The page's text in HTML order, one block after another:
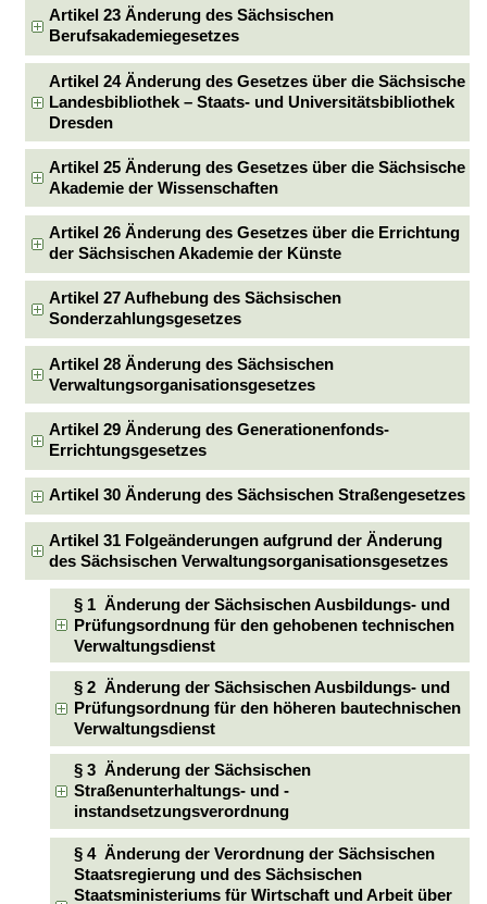
Artikel 23 Änderung des Sächsischen
Berufsakademiegesetzes
Artikel 24 Änderung des Gesetzes über die Sächsische
Landesbibliothek – Staats- und Universitätsbibliothek
Dresden
Artikel 25 Änderung des Gesetzes über die Sächsische
Akademie der Wissenschaften
Artikel 26 Änderung des Gesetzes über die Errichtung
der Sächsischen Akademie der Künste
Artikel 27 Aufhebung des Sächsischen
Sonderzahlungsgesetzes
Artikel 28 Änderung des Sächsischen
Verwaltungsorganisationsgesetzes
Artikel 29 Änderung des Generationenfonds-
Errichtungsgesetzes
Artikel 30 Änderung des Sächsischen Straßengesetzes
Artikel 31 Folgeänderungen aufgrund der Änderung
des Sächsischen Verwaltungsorganisationsgesetzes
§ 1 Änderung der Sächsischen Ausbildungs- und
Prüfungsordnung für den gehobenen technischen
Verwaltungsdienst
§ 2 Änderung der Sächsischen Ausbildungs- und
Prüfungsordnung für den höheren bautechnischen
Verwaltungsdienst
§ 3 Änderung der Sächsischen
Straßenunterhaltungs- und -
instandsetzungsverordnung
§ 4 Änderung der Verordnung der Sächsischen
Staatsregierung und des Sächsischen
Staatsministeriums für Wirtschaft und Arbeit über